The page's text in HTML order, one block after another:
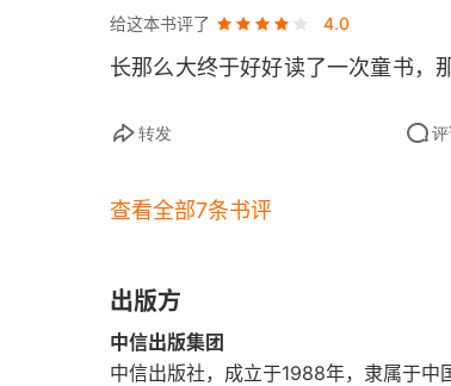
小时候我们都曾问过，世界是什么样
第四章 书单
为什么孩子要读经典？如何读？ ——
极客精神，从宝宝开始？ ——看《连
给这本书评了
4.0
长那么大终于好好读了一次童书，
转发 评
查看全部7条书评
出版方
中信出版集团
中信出版社，成立于1988年，隶属于